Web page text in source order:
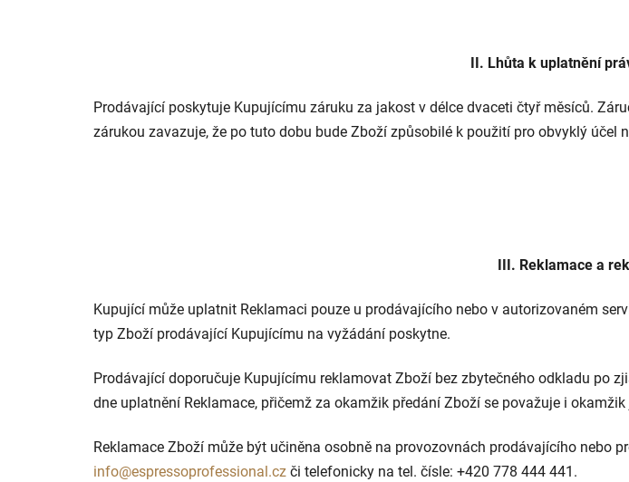
II. Lhůta k uplatnění
Prodávající poskytuje Kupujícímu záruku za jakost v délce dvaceti čtyř měsíců.
zárukou zavazuje, že po tuto dobu bude Zboží způsobilé k použití pro obvyklý účel
III. Reklamace a
Kupující může uplatnit Reklamaci pouze u prodávajícího nebo v autorizovaném
typ Zboží prodávající Kupujícímu na vyžádání poskytne.
Prodávající doporučuje Kupujícímu reklamovat Zboží bez zbytečného odkladu po
dne uplatnění Reklamace, přičemž za okamžik předání Zboží se považuje i
Reklamace Zboží může být učiněna osobně na provozovnách prodávajícího nebo
info@espressoprofessional.cz či telefonicky na tel. čísle: +420 778 444 441.